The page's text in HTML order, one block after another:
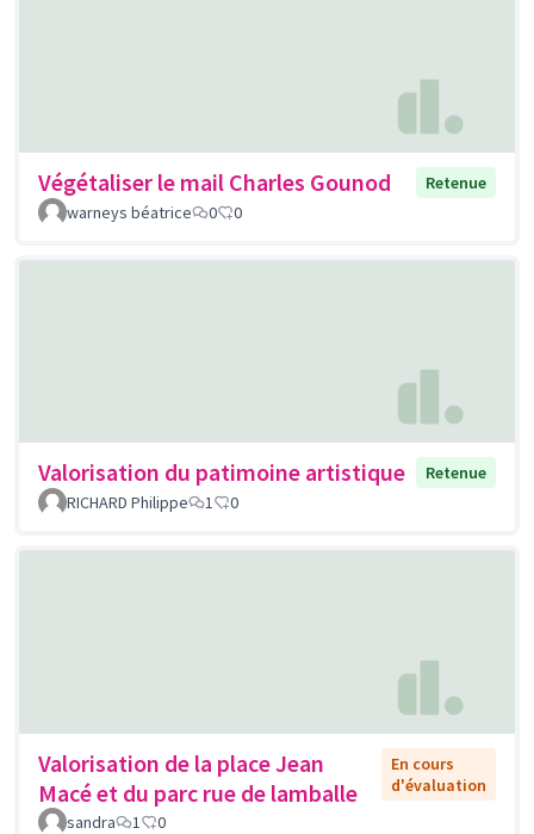
Végétaliser le mail Charles Gounod
Retenue
warneys béatrice
0 0
Valorisation du patimoine artistique
Retenue
RICHARD Philippe
1 0
Valorisation de la place Jean
Macé et du parc rue de lamballe
En cours
d'évaluation
sandra
1 0